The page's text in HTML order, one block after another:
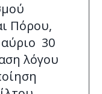
Πόρου,
30
λόγου